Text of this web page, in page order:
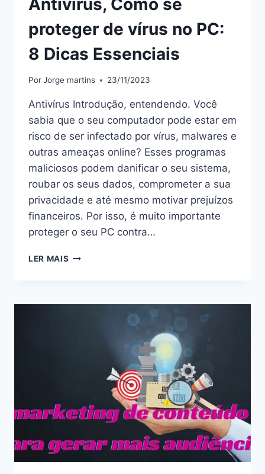
proteger de vírus no PC:
8 Dicas Essenciais
PorJorge martins 23/11/2023
Antivírus Introdução, entendendo. Você
sabia que o seu computador pode estar em
risco de ser infectado por vírus, malwares e
outras ameaças online? Esses programas
maliciosos podem danificar o seu sistema,
roubar os seus dados, comprometer a sua
privacidade e até mesmo motivar prejuízos
financeiros. Por isso, é muito importante
proteger o seu PC contra…
LER MAIS ANTIVÍRUS,
DE
ESSENCIAIS